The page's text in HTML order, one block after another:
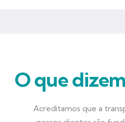
O que
Acreditamos que a